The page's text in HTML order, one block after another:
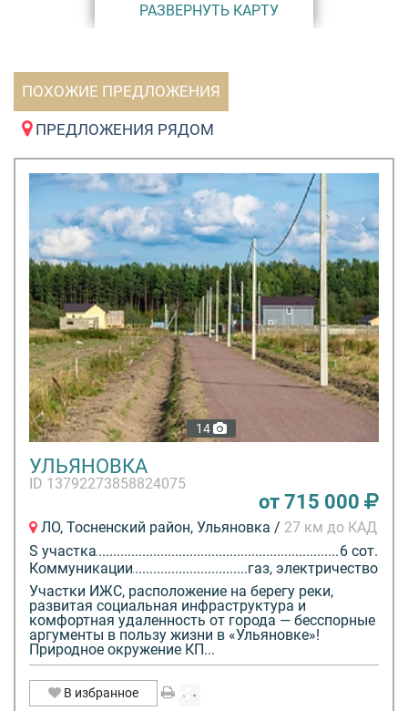
РАЗВЕРНУТЬ КАРТУ
ПОХОЖИЕ ПРЕДЛОЖЕНИЯ
ПРЕДЛОЖЕНИЯ РЯДОМ
14
УЛЬЯНОВКА
ID 13792273858824075
от 715 000
ЛО, Тосненский район, Ульяновка / 27 км до КАД
S участка
6 сот.
Коммуникации
газ, электричество
Участки ИЖС, расположение на берегу реки,
развитая социальная инфраструктура и
комфортная удаленность от города — бесспорные
аргументы в пользу жизни в «Ульяновке»!
Природное окружение КП...
В избранное